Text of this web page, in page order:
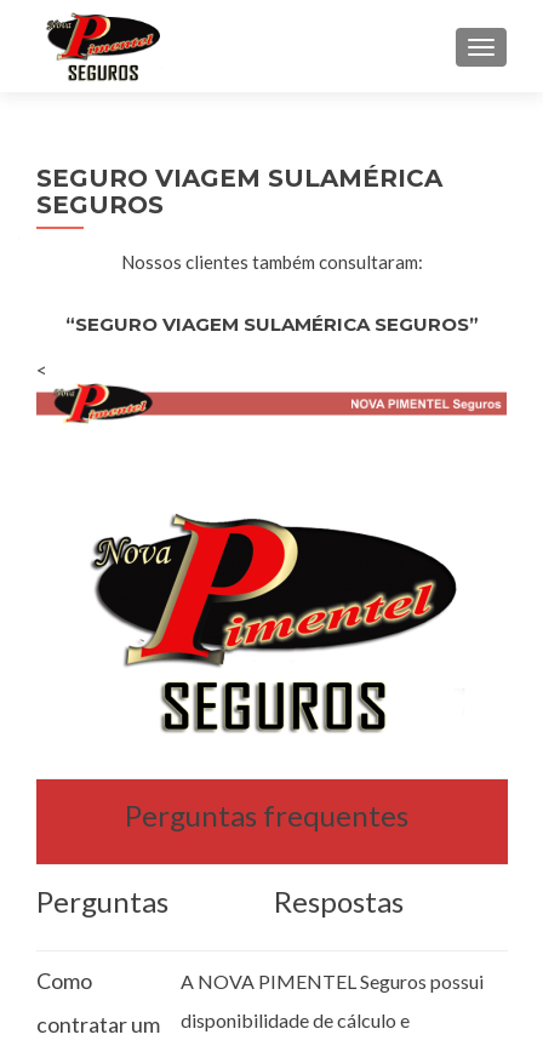
SEGURO VIAGEM SULAMÉRICA
SEGUROS
Nossos clientes também consultaram:
“SEGURO VIAGEM SULAMÉRICA SEGUROS”
<
Perguntas frequentes
Perguntas Respostas
Como
contratar um
A NOVA PIMENTEL Seguros possui
disponibilidade de cálculo e